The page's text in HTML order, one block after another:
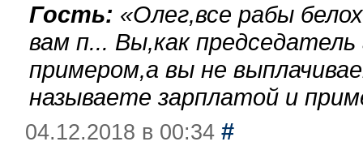
Гость: «Олег,все рабы
вам п... Вы,как
примером,а вы не
называете зарплатой и
04.12.2018 в 00:34 #